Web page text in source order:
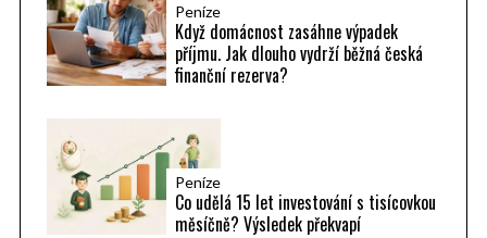
Peníze
Když domácnost zasáhne výpadek
příjmu. Jak dlouho vydrží běžná česká
finanční rezerva?
Peníze
Co udělá 15 let investování s tisícovkou
měsíčně? Výsledek překvapí